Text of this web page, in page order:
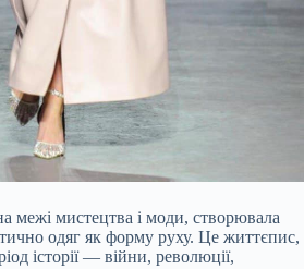
межі мистецтва і моди, створювала
одяг як форму руху. Це життєпис,
історії — війни, революції,